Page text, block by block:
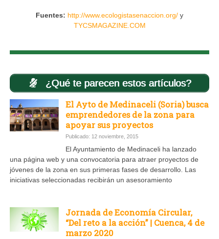
Fuentes: http://www.ecologistasenaccion.org/ y
TYCSMAGAZINE.COM
¿Qué te parecen estos artículos?
El Ayto de Medinaceli (Soria) busca
emprendedores de la zona para
apoyar sus proyectos
Publicado: 12 noviembre, 2015
El Ayuntamiento de Medinaceli ha lanzado
una página web y una convocatoria para atraer proyectos de
jóvenes de la zona en sus primeras fases de desarrollo. Las
iniciativas seleccionadas recibirán un asesoramiento
Jornada de Economía Circular,
“Del reto a la acción” | Cuenca, 4 de
marzo 2020